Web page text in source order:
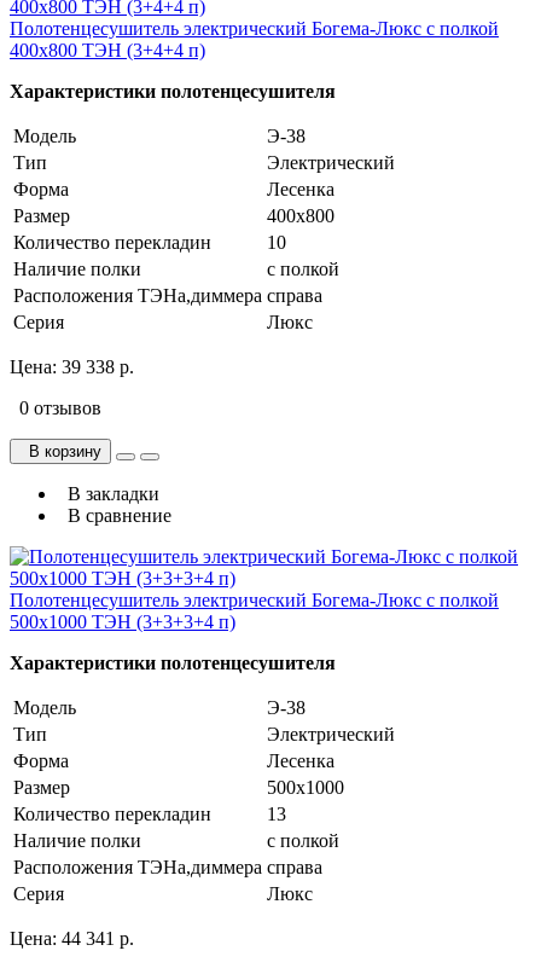
Полотенцесушитель электрический Богема-Люкс с полкой
400х800 ТЭН (3+4+4 п)
Характеристики полотенцесушителя
Модель
Э-38
Тип
Электрический
Форма
Лесенка
Размер
400х800
Количество перекладин
10
Наличие полки
с полкой
Расположения ТЭНа,диммера справа
Серия
Люкс
Цена: 39 338 р.
0 отзывов
В корзину
В закладки
В сравнение
Полотенцесушитель электрический Богема-Люкс с полкой
500х1000 ТЭН (3+3+3+4 п)
Характеристики полотенцесушителя
Модель
Э-38
Тип
Электрический
Форма
Лесенка
Размер
500х1000
Количество перекладин
13
Наличие полки
с полкой
Расположения ТЭНа,диммера справа
Серия
Люкс
Цена: 44 341 р.